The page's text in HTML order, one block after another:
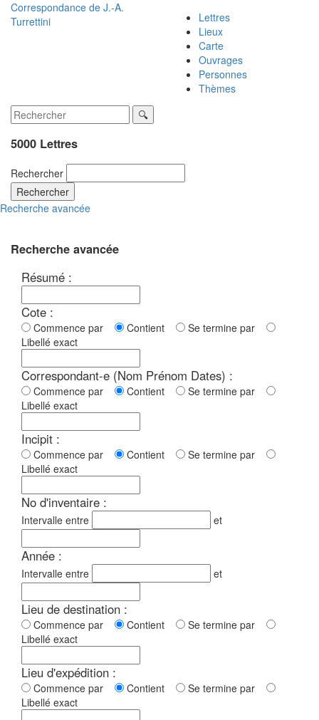
Correspondance de J.-A.
Turrettini
Lettres
Lieux
Carte
Ouvrages
Personnes
Thèmes
5000 Lettres
Rechercher
Rechercher
Recherche avancée
Recherche avancée
Résumé :
Cote :
Commence par Contient
Se termine par
Libellé exact
Correspondant-e (Nom Prénom Dates) :
Commence par Contient
Se termine par
Libellé exact
Incipit :
Commence par Contient
Se termine par
Libellé exact
No d'inventaire :
Intervalle entre et
Année :
Intervalle entre et
Lieu de destination :
Commence par Contient
Se termine par
Libellé exact
Lieu d'expédition :
Commence par Contient
Se termine par
Libellé exact